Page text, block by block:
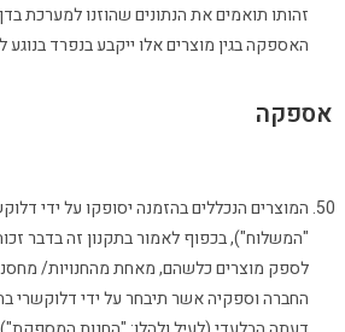
זהותו תואמים את הנתונים שהוזנו למערכת
האספקה בגין מוצרים אלו ייקבע בנפרד בנוגע
אספקה
המוצרים הנכללים בהזמנה יסופקו על ידי
"המשלוח"), בכפוף לאמור בתקנון זה בדבר
לספק מוצרים כלשהם, מאחת מהחנויות/
החברה וספקיה אשר תיבחר על ידי דלוקשרי